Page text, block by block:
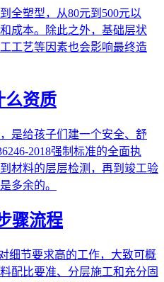
全塑型，从80元到500元以
成本。除此之外，基础层状
工艺等因素也会影响最终造
么资质
是给孩子们建一个安全、舒
2018强制标准的全面执
材料的层层检测，再到竣工验
多余的。
骤流程
细节要求高的工作，大致可概
配比要准、分层施工和充分固